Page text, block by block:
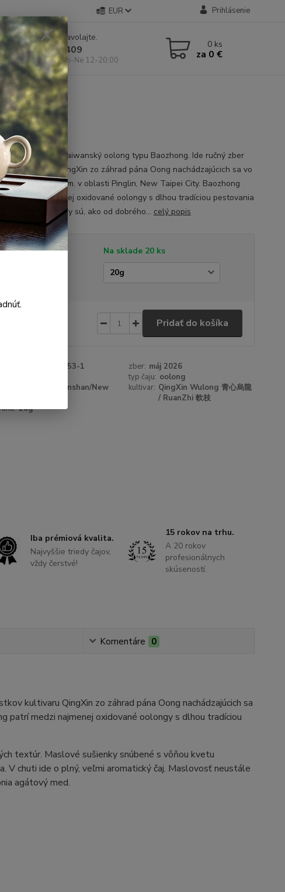
EUR Prihlásenie
Neviete si rady? Zavolajte.
+421 904 546 409
Po-Pia 11-19:00, So-Ne 12-20:00
0 ks
za 0 €
Ľahko-oxidovaný taiwanský oolong typu Baozhong. Ide ručný zber
lístkov kultivaru QingXin zo záhrad pána Oong nachádzajúcich sa vo
300-400m.n.m. v oblasti Pinglin, New Taipei City. Baozhong
medzi najmenej oxidované oolongy s dlhou tradíciou pestovania
na Taiwane. Arómy sú, ako od dobrého... celý popis
Dostupnosť
Na sklade 20 ks
Pridať do košíka
48053-1 zber: máj 2026
typ čaju: oolong
Pinglin, Wenshan/New
kultivar: QingXin Wulong 青心烏龍
/ RuanZhi 軟枝
20g
Iba prémiová kvalita.
Najvyššie triedy čajov,
vždy čerstvé!
15 rokov na trhu.
A 20 rokov
profesionálnych
skúseností.
Komentáre 0
kultivaru QingXin zo záhrad pána Oong nachádzajúcich sa
patrí medzi najmenej oxidované oolongy s dlhou tradíciou
textúr. Maslové sušienky snúbené s vôňou kvetu
V chuti ide o plný, veľmi aromatický čaj. Maslovosť neustále
agátový med.